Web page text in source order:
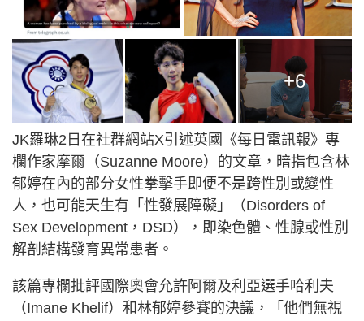
+6
JK羅琳2日在社群網站X引述英國《每日電訊報》專
欄作家摩爾（Suzanne Moore）的文章，暗指包含林
郁婷在內的部分女性拳擊手即便不是跨性別或變性
人，也可能天生有「性發展障礙」（Disorders of
Sex Development，DSD），即染色體、性腺或性別
解剖結構發育異常患者。
該篇專欄批評國際奧會允許阿爾及利亞選手哈利夫
（Imane Khelif）和林郁婷參賽的決議，「他們無視